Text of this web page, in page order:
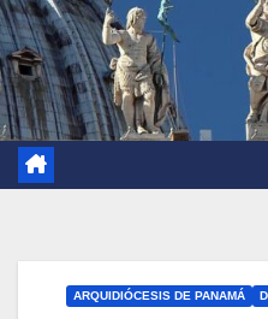
ARQUIDIÓCESIS DE PANAMÁ